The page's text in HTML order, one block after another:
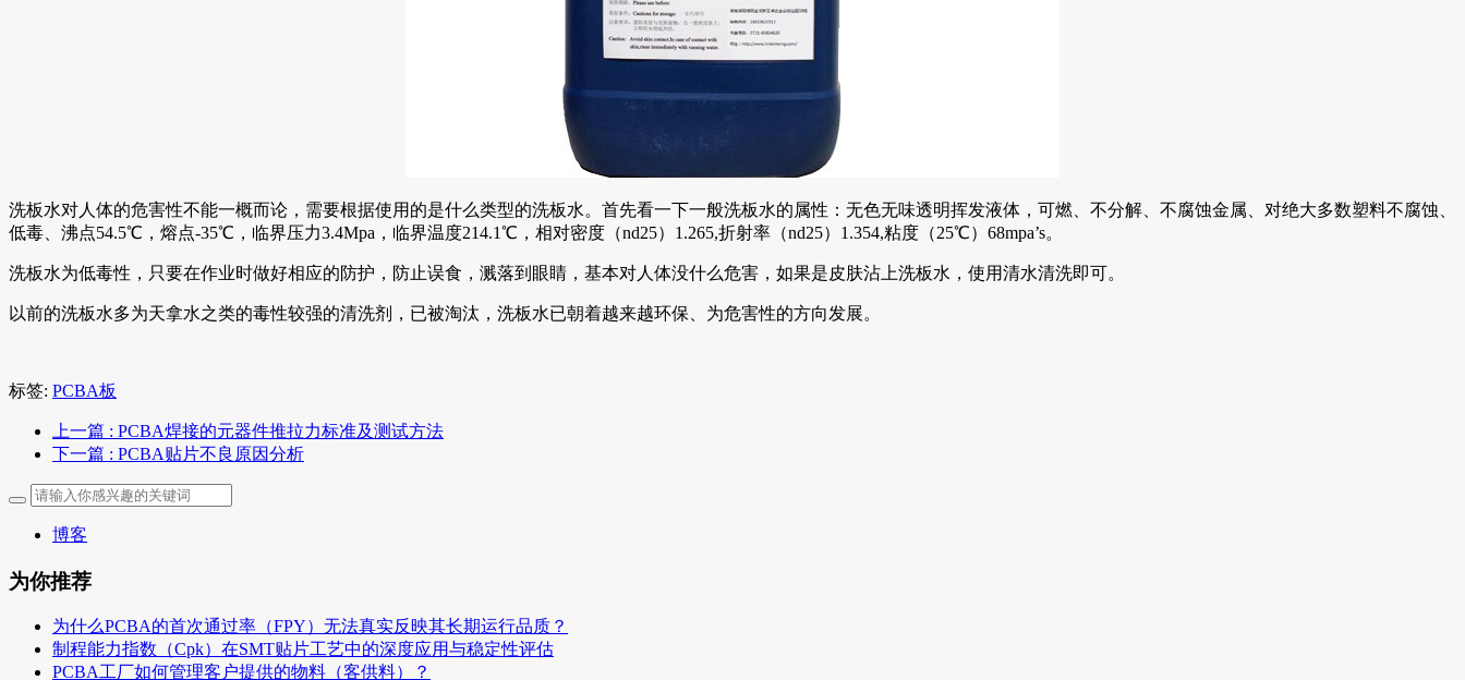
洗板水对人体的危害性不能一概而论，需要根据使用的是什么类型的洗板水。首先看一下一般洗板水的属性：无色无味透明挥发液体，可燃、不分解、不腐蚀金属、对绝大多数塑料不腐蚀、
低毒、沸点54.5℃，熔点-35℃，临界压力3.4Mpa，临界温度214.1℃，相对密度（nd25）1.265,折射率（nd25）1.354,粘度（25℃）68mpa’s。
洗板水为低毒性，只要在作业时做好相应的防护，防止误食，溅落到眼睛，基本对人体没什么危害，如果是皮肤沾上洗板水，使用清水清洗即可。
以前的洗板水多为天拿水之类的毒性较强的清洗剂，已被淘汰，洗板水已朝着越来越环保、为危害性的方向发展。
标签: PCBA板
上一篇 : ​PCBA焊接的元器件推拉力标准及测试方法
下一篇 : PCBA贴片不良原因分析
博客
为你推荐
为什么PCBA的首次通过率（FPY）无法真实反映其长期运行品质？
制程能力指数（Cpk）在SMT贴片工艺中的深度应用与稳定性评估
PCBA工厂如何管理客户提供的物料（客供料）？